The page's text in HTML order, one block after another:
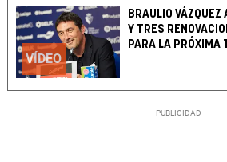
VÍDEO
BRAULIO
Y TRES
PARA LA